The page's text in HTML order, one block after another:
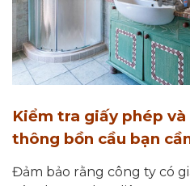
Kiểm tra giấy phép
thông bồn cầu bạn
Đảm bảo rằng công ty có